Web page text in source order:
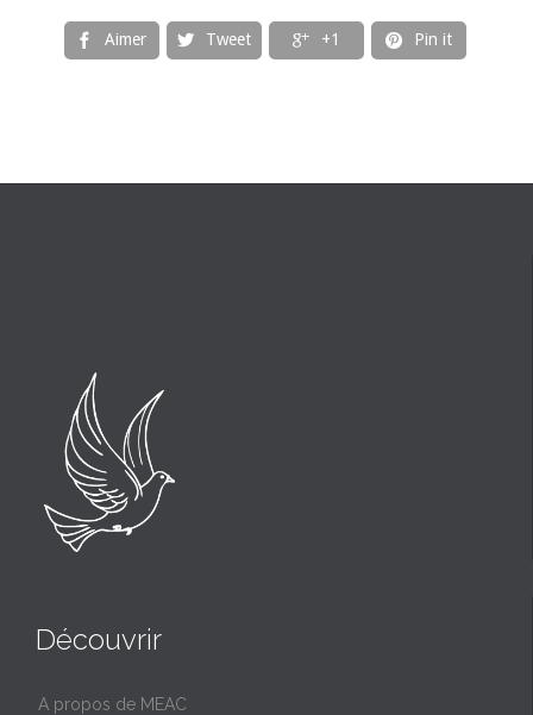
 Aimer  Tweet  +1  Pin it
Découvrir
A propos de MEAC